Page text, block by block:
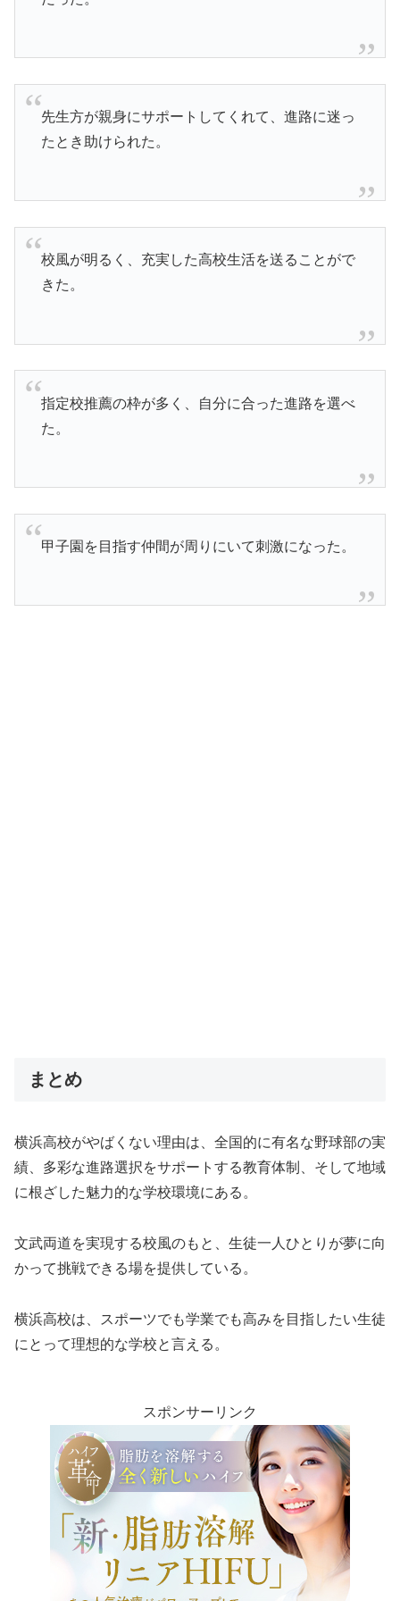
先生方が親身にサポートしてくれて、進路に迷っ
たとき助けられた。
校風が明るく、充実した高校生活を送ることがで
きた。
指定校推薦の枠が多く、自分に合った進路を選べ
た。
甲子園を目指す仲間が周りにいて刺激になった。
まとめ
横浜高校がやばくない理由は、全国的に有名な野球部の実
績、多彩な進路選択をサポートする教育体制、そして地域
に根ざした魅力的な学校環境にある。
文武両道を実現する校風のもと、生徒一人ひとりが夢に向
かって挑戦できる場を提供している。
横浜高校は、スポーツでも学業でも高みを目指したい生徒
にとって理想的な学校と言える。
スポンサーリンク